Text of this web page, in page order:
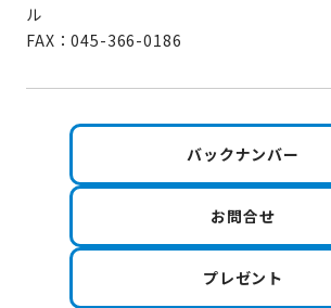
ル
FAX：045-366-0186
バックナンバー
お問合せ
プレゼント